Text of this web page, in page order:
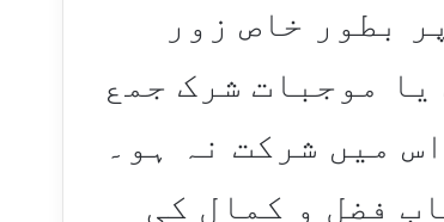
بطور خاص زور
موجبات شرک جمع
میں شرکت نہ ہو۔
فضل و کمال کی